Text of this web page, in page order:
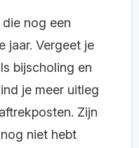
nog een
jaar. Vergeet je
bijscholing en
je meer uitleg
Zijn
niet hebt